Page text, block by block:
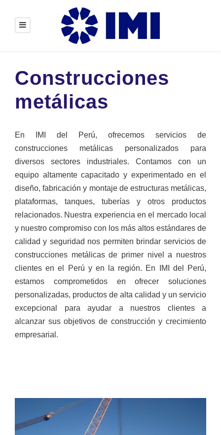
Construcciones
metálicas
En IMI del Perú, ofrecemos servicios de
construcciones metálicas personalizados para
diversos sectores industriales. Contamos con un
equipo altamente capacitado y experimentado en el
diseño, fabricación y montaje de estructuras metálicas,
plataformas, tanques, tuberías y otros productos
relacionados. Nuestra experiencia en el mercado local
y nuestro compromiso con los más altos estándares de
calidad y seguridad nos permiten brindar servicios de
construcciones metálicas de primer nivel a nuestros
clientes en el Perú y en la región. En IMI del Perú,
estamos comprometidos en ofrecer soluciones
personalizadas, productos de alta calidad y un servicio
excepcional para ayudar a nuestros clientes a
alcanzar sus objetivos de construcción y crecimiento
empresarial.